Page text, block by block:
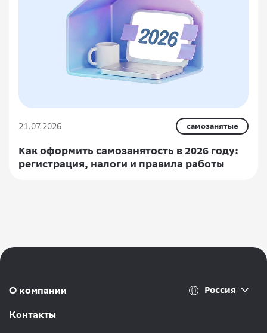
21.07.2026 самозанятые
Как оформить самозанятость в 2026 году:
регистрация, налоги и правила работы
О компании
Контакты
Россия